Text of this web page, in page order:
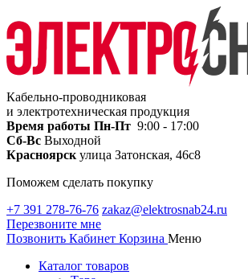
Кабельно-проводниковая
и электротехническая продукция
Время работы Пн-Пт 9:00 - 17:00
Сб-Вс Выходной
Красноярск улица Затонская, 46с8
Поможем сделать покупку
+7 391 278-76-76 zakaz@elektrosnab24.ru
Перезвоните мне
Позвонить Кабинет Корзина Меню
Каталог товаров